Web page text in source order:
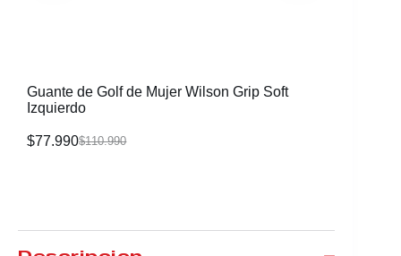
Guante de Golf de Mujer Wilson Grip Soft
Izquierdo
$110.990
$77.990